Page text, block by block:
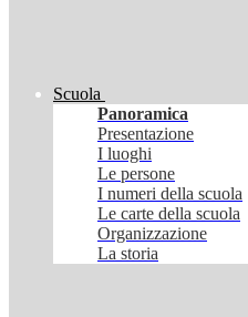
Scuola
Panoramica
Presentazione
I luoghi
Le persone
I numeri della scuola
Le carte della scuola
Organizzazione
La storia